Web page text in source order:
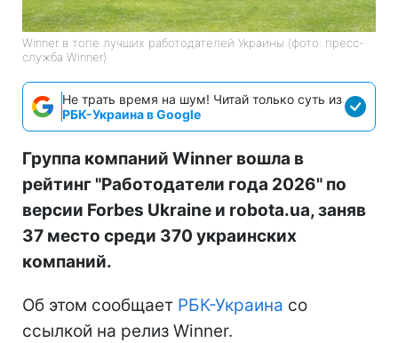
Winner в топе лучших работодателей Украины (фото: пресс-
служба Winner)
Не трать время на шум! Читай только суть из
РБК-Украина в Google
Группа компаний Winner вошла в
рейтинг "Работодатели года 2026" по
версии Forbes Ukraine и robota.ua, заняв
37 место среди 370 украинских
компаний.
Об этом сообщает РБК-Украина со
ссылкой на релиз Winner.